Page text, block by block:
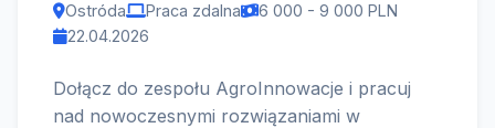
Ostróda Praca zdalna
6 000 - 9 000 PLN
22.04.2026
Dołącz do zespołu AgroInnowacje i pracuj
nad nowoczesnymi rozwiązaniami w